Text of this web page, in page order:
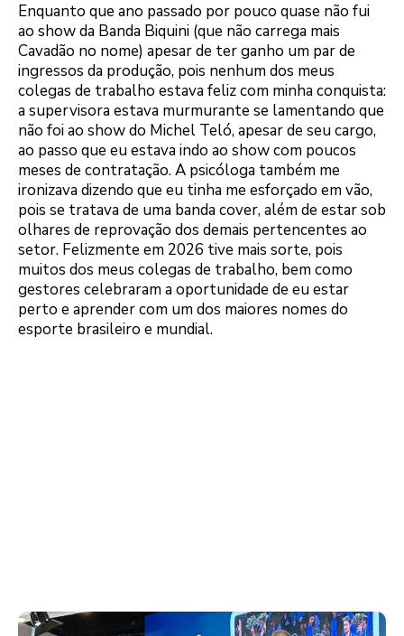
Enquanto que ano passado por pouco quase não fui
ao show da Banda Biquini (que não carrega mais
Cavadão no nome) apesar de ter ganho um par de
ingressos da produção, pois nenhum dos meus
colegas de trabalho estava feliz com minha conquista:
a supervisora estava murmurante se lamentando que
não foi ao show do Michel Teló, apesar de seu cargo,
ao passo que eu estava indo ao show com poucos
meses de contratação. A psicóloga também me
ironizava dizendo que eu tinha me esforçado em vão,
pois se tratava de uma banda cover, além de estar sob
olhares de reprovação dos demais pertencentes ao
setor. Felizmente em 2026 tive mais sorte, pois
muitos dos meus colegas de trabalho, bem como
gestores celebraram a oportunidade de eu estar
perto e aprender com um dos maiores nomes do
esporte brasileiro e mundial.